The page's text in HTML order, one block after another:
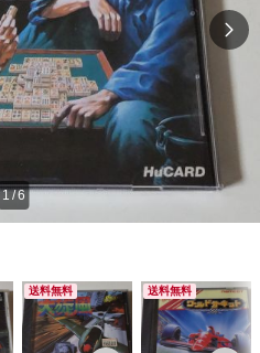
1/6
送料無料 送料無料